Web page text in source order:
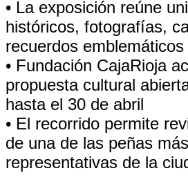
• La exposición reúne
históricos, fotografías,
recuerdos emblemáticos
• Fundación CajaRioja
propuesta cultural
hasta el 30 de abril
• El recorrido permite
de una de las peñas más
representativas de la